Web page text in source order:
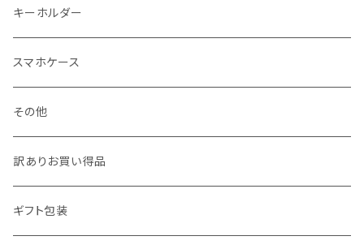
月謝袋・封筒
しおり
クリスマス雑貨
キーホルダー
スマホケース
その他
訳ありお買い得品
ギフト包装